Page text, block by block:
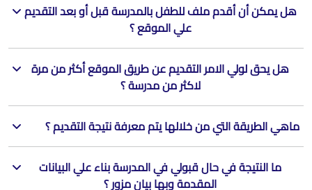
هل يمكن أن أقدم ملف للطفل بالمدرسة قبل أو بعد التقديم
علي الموقع ؟
هل يحق لولي الامر التقديم عن طريق الموقع أكثر من مرة
لاكثر من مدرسة ؟
ماهي الطريقة التي من خلالها يتم معرفة نتيجة التقديم ؟
ما النتيجة في حال قبولي في المدرسة بناء علي البيانات
المقدمة وبها بيان مزور ؟